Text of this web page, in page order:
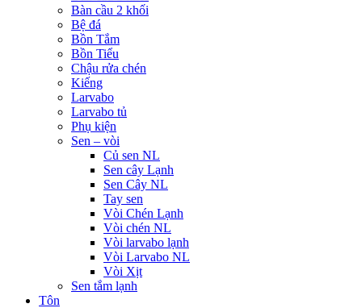
Bàn cầu 2 khối
Bệ đá
Bồn Tắm
Bồn Tiểu
Chậu rửa chén
Kiếng
Larvabo
Larvabo tủ
Phụ kiện
Sen – vòi
Củ sen NL
Sen cây Lạnh
Sen Cây NL
Tay sen
Vòi Chén Lạnh
Vòi chén NL
Vòi larvabo lạnh
Vòi Larvabo NL
Vòi Xịt
Sen tắm lạnh
Tôn